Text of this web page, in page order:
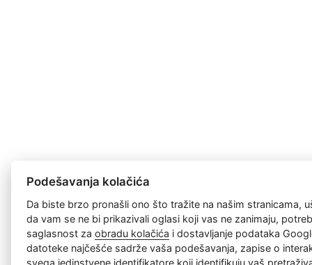
Podešavanja kolačića
Da biste brzo pronašli ono što tražite na našim stranicama,
da vam se ne bi prikazivali oglasi koji vas ne zanimaju,
saglasnost zaobradu kolačića i dostavljanje podataka
datoteke najčešće sadrže vaša podešavanja, zapise o
svega jedinstvene identifikatore koji identifikuju vaš